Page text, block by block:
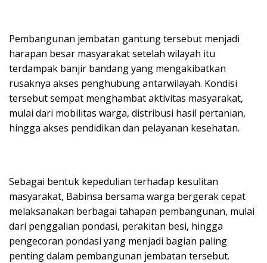
Pembangunan jembatan gantung tersebut menjadi
harapan besar masyarakat setelah wilayah itu
terdampak banjir bandang yang mengakibatkan
rusaknya akses penghubung antarwilayah. Kondisi
tersebut sempat menghambat aktivitas masyarakat,
mulai dari mobilitas warga, distribusi hasil pertanian,
hingga akses pendidikan dan pelayanan kesehatan.
Sebagai bentuk kepedulian terhadap kesulitan
masyarakat, Babinsa bersama warga bergerak cepat
melaksanakan berbagai tahapan pembangunan, mulai
dari penggalian pondasi, perakitan besi, hingga
pengecoran pondasi yang menjadi bagian paling
penting dalam pembangunan jembatan tersebut.